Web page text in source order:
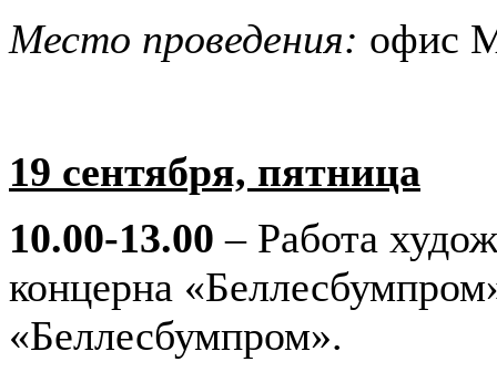
Место проведения: офис
19 сентября, пятница
10.00-13.00 – Работа
концерна
«Беллесбумпром».